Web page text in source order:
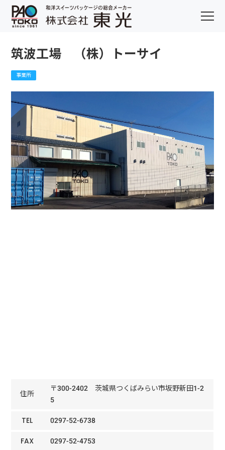
筑波工場 （株）トーサイ
事業所
住所
〒300-2402 茨城県つくばみらい市坂野新田1-2
5
TEL 0297-52-6738
FAX 0297-52-4753